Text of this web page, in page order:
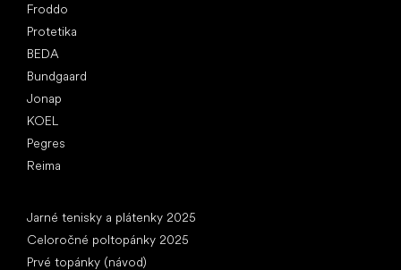
Froddo
Protetika
BEDA
Bundgaard
Jonap
KOEL
Pegres
Reima
Jarné tenisky a plátenky 2025
Celoročné poltopánky 2025
Prvé topánky (návod)